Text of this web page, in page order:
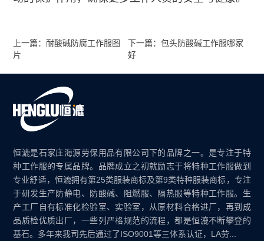
上一篇：耐酸碱防腐工作服图
片
下一篇：包头防酸碱工作服哪家
好
恒漉是石家庄海源劳保用品有限公司下的品牌之一。是专注于特
种工作服的专属品牌。品牌成立之初就励志于将特种工作服做到
专业舒适，恒漉拥有第25类服装商标及第9类特种服装商标，专注
于研发生产防静电、防酸碱、阻燃服、隔热服等特种工作服。生
产工厂自有标准化检验室、实验室，从原材料合格进厂，再到成
品质检优质出厂，一些列严格规范的流程，都是恒漉不断攀登的
基石。多年来我司先后通过了ISO9001等三体系认证，LA劳...